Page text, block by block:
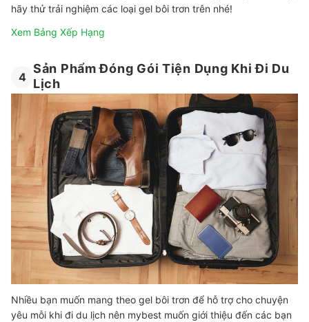
hãy thử trải nghiệm các loại gel bôi trơn trên nhé!
Xem Bảng Xếp Hạng
4
Sản Phẩm Đóng Gói Tiện Dụng Khi Đi Du
Lịch
Nhiều bạn muốn mang theo gel bôi trơn để hỗ trợ cho chuyện
yêu mỗi khi đi du lịch nên mybest muốn giới thiệu đến các bạn